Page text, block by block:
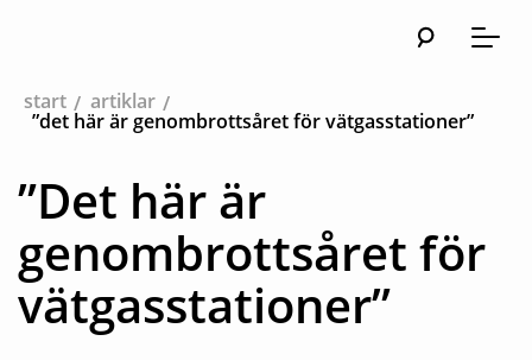
Meny
start
artiklar
”det här är genombrottsåret för vätgasstationer”
”Det här är
genombrottsåret för
vätgasstationer”